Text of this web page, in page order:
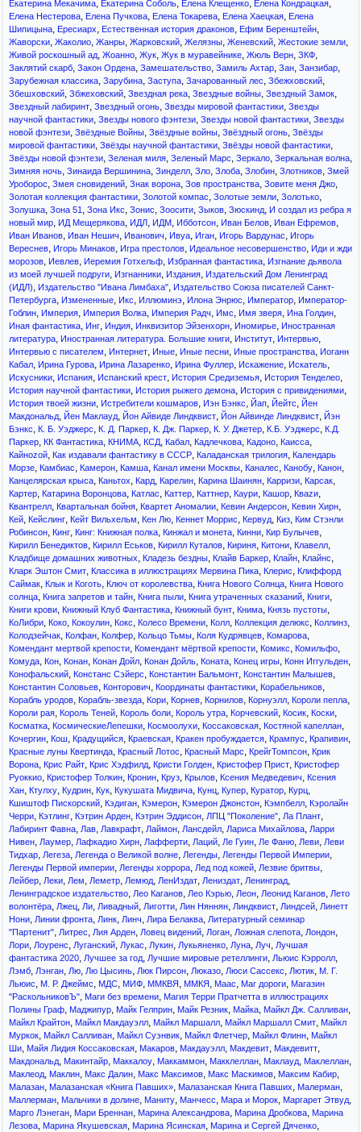
Екатерина Мекачима, Екатерина Соболь, Елена Клещенко, Елена Кондрацкая,
Елена Нестерова, Елена Пучкова, Елена Токарева, Елена Хаецкая, Елена
Шипицына, Ересиарх, Естественная история драконов, Ефим Беренштейн,
Жаворски, Жаколио, Жанры, Жарковский, Желязны, Женевский, Жестокие земли,
Живой роскошный ад, Жоанно, Жук, Жук в муравейнике, Жюль Верн, ЗКФ,
Заклятий скарб, Закон Ордена, Замешательство, Замиль Ахтар, Зан, Занзибар,
Зарубежная классика, Зарубина, Заступа, Зачарованный лес, Збежховский,
Збешховский, Збжеховский, Звездная река, Звездные войны, Звездный Замок,
Звездный лабиринт, Звездный огонь, Звезды мировой фантастики, Звезды
научной фантастики, Звезды нового фэнтези, Звезды новой фантастики, Звезды
новой фэнтези, Звёздные Войны, Звёздные войны, Звёздный огонь, Звёзды
мировой фантастики, Звёзды научной фантастики, Звёзды новой фантастики,
Звёзды новой фэнтези, Зеленая миля, Зеленый Марс, Зеркало, Зеркальная волна,
Зимняя ночь, Зинаида Вершинина, Зинделл, Зло, Злоба, Злобин, Злотников, Змей
Уроборос, Змея сновидений, Знак ворона, Зов пространства, Зовите меня Джо,
Золотая коллекция фантастики, Золотой компас, Золотые земли, Золотько,
Золушка, Зона 51 , Зона Икс, Зонис, Зоосити, Зыков, Зюскинд, И создал из ребра я
новый мир, ИД Мещерякова, ИДЛ, ИДМ, Ибботсон, Иван Белов, Иван Ефремов,
Иван Иванов, Иван Нешич, Иванович, Ивуа, Иган, Игорь Вардунас, Игорь
Вереснев, Игорь Минаков, Игра престолов, Идеальное несовершенство, Иди и жди
морозов, Иевлев, Иеремия Готхельф, Избранная фантастика, Изгнание дьявола
из моей лучшей подруги, Изгнанники, Издания, Издательский Дом Ленинград
(ИДЛ), Издательство "Ивана Лимбаха", Издательство Союза писателей Санкт-
Петербурга, Измененные, Икс, Иллюминэ, Илона Энрюс, Император, Император-
Гоблин, Империя, Империя Волка, Империя Радч, Имс, Имя зверя, Ина Голдин,
Иная фантастика, Инг, Индия, Инквизитор Эйзенхорн, Иномирье, Иностранная
литература, Иностранная литература. Большие книги, Институт, Интервью,
Интервью с писателем, Интернет, Иные, Иные песни, Иные пространства, Иоганн
Кабал, Ирина Гурова, Ирина Лазаренко, Ирина Фуллер, Искажение, Искатель,
Искусники, Испания, Испанский крест, История Средиземья, История Тенделео,
История научной фантастики, История рыжего демона, История с привидениями,
История твоей жизни, Истребители кошмаров, Иэн Бэнкс, Йап, Йейтс, Йен
Макдональд, Йен Маклауд, Йон Айвиде Линдквист, Йон Айвинде Линдквист, Йэн
Бэнкс, К. Б. Уэджерс, К. Д. Паркер, К. Дж. Паркер, К. У. Джетер, К.Б. Уэджерс, К.Д.
Паркер, КК Фантастика, КНИМА, КСД, Кабал, Кадлечкова, Кадоно, Каисса,
Кайноzой, Как издавали фантастику в СССР, Каладанская трилогия, Календарь
Морзе, Камбиас, Камерон, Камша, Канал имени Москвы, Каналес, Канобу, Канон,
Канцелярская крыса, Каньтох, Кард, Карелин, Карина Шаинян, Карризи, Карсак,
Картер, Катарина Воронцова, Катлас, Каттер, Каттнер, Каури, Кашор, Кваzи,
Квантрелл, Квартальная бойня, Квартет Аномалии, Кевин Андерсон, Кевин Хирн,
Кей, Кейслинг, Кейт Вильхельм, Кен Лю, Кеннет Моррис, Кервуд, Киз, Ким Стэнли
Робинсон, Кинг, Кинг: Книжная полка, Кинжал и монета, Кинни, Кир Булычев,
Кирилл Бенедиктов, Кирилл Еськов, Кирилл Куталов, Кириня, Китони, Клавелл,
Кладбище домашних животных, Кладезь бездны, Клайв Баркер, Клайн, Клайнс,
Кларк Эштон Смит, Классика в иллюстрациях Мервина Пика, Клерис, Клиффорд
Саймак, Клык и Коготь, Ключ от королевства, Книга Нового Солнца, Книга Нового
солнца, Книга запретов и тайн, Книга пыли, Книга утраченных сказаний, Книги,
Книги крови, Книжный Клуб Фантастика, Книжный бунт, Книма, Князь пустоты,
КоЛибри, Коко, Кокоулин, Кокс, Колесо Времени, Колл, Коллекция делюкс, Коллинз,
Колодзейчак, Колфан, Колфер, Кольцо Тьмы, Коля Кудрявцев, Комарова,
Комендант мертвой крепости, Комендант мёртвой крепости, Комикс, Комильфо,
Комуда, Кон, Конан, Конан Дойл, Конан Дойль, Коната, Конец игры, Конн Иггульден,
Конофальский, Констанс Сэйерс, Константин Бальмонт, Константин Малышев,
Константин Соловьев, Конторович, Координаты фантастики, Корабельников,
Корабль уродов, Корабль-звезда, Кори, Корнев, Корнилов, Корнуэлл, Короли пепла,
Короли рая, Король Теней, Король боли, Король утра, Корчевский, Косик, Коски,
Косматка, КосмическиеЛепешки, Космоолухи, Коссаковская, Костяной капеллан,
Кочергин, Кош, Крадущийся, Краевская, Кракен пробуждается, Крампус, Крапивин,
Красные луны Квертинда, Красный Лотос, Красный Марс, КрейгТомпсон, Крик
Ворона, Крис Райт, Крис Хэдфилд, Кристи Голден, Кристофер Прист, Кристофер
Руоккио, Кристофер Толкин, Кронин, Круз, Крылов, Ксения Медведевич, Ксения
Хан, Ктулху, Кудрин, Кук, Кукушата Мидвича, Кунц, Купер, Куратор, Курц,
Кшиштоф Пискорский, Кэдиган, Кэмерон, Кэмерон Джонстон, Кэмпбелл, Кэролайн
Черри, Кэтлинг, Кэтрин Арден, Кэтрин Эддисон, ЛПЦ "Поколение", Ла Плант,
Лабиринт Фавна, Лав, Лавкрафт, Лаймон, Лансдейл, Лариса Михайлова, Ларри
Нивен, Лаумер, Лафкадио Хирн, Лафферти, Лаций, Ле Гуин, Ле Фаню, Леви, Леви
Тидхар, Легеза, Легенда о Великой волне, Легенды, Легенды Первой Империи,
Легенды Первой империи, Легенды хоррора, Лед под кожей, Лезвие бритвы,
Лейбер, Леки, Лем, Леметр, Лемюд, ЛенИздат, Лениздат, Ленинград,
Ленинградское издательство, Лео Каганов, Лео Кэрью, Леон, Леонид Каганов, Лето
волонтёра, Лжец, Ли, Ливадный, Лиготти, Лин Няннян, Линдквист, Линдсей, Линетт
Нони, Линии фронта, Линк, Линч, Лира Белаква, Литературный семинар
"Партенит", Литрес, Лия Арден, Ловец видений, Логан, Ложная слепота, Лондон,
Лори, Лоуренс, Луганский, Лукас, Лукин, Лукьяненко, Луна, Луч, Лучшая
фантастика 2020, Лучшее за год, Лучшие мировые ретеллинги, Льюис Кэрролл,
Лэмб, Лэнган, Лю, Лю Цысинь, Люк Пирсон, Люказо, Люси Сассекс, Лютик, М. Г.
Льюис, М. Р. Джеймс, МДС, МИФ, ММКВЯ, ММКЯ, Маас, Маг дороги, Магазин
"РаскольниковЪ", Маги без времени, Магия Терри Пратчетта в иллюстрациях
Полины Граф, Маджипур, Майк Гелприн, Майк Резник, Майка, Майкл Дж. Салливан,
Майкл Крайтон, Майкл Макдауэлл, Майкл Маршалл, Майкл Маршалл Смит, Майкл
Муркок, Майкл Салливан, Майкл Суэнвик, Майкл Флетчер, Майкл Флинн, Майкл
Ши, Майя Лидия Коссаковская, Макаров, Макдауэлл, Макдевит, Макдевитт,
Макдональд, Макинтайр, Маккалоу, Маккаммон, Макклеллан, Маклауд, Маклеллан,
Маклеод, Маклин, Макс Далин, Макс Максимов, Макс Маскимов, Максим Кабир,
Малазан, Малазанская «Книга Павших», Малазанская Книга Павших, Малерман,
Маллерман, Мальчики в долине, Маниту, Манчесс, Мара и Морок, Маргарет Этвуд,
Марго Лэнеган, Мари Бреннан, Марина Александрова, Марина Дробкова, Марина
Лезова, Марина Якушевская, Марина Ясинская, Марина и Сергей Дяченко,